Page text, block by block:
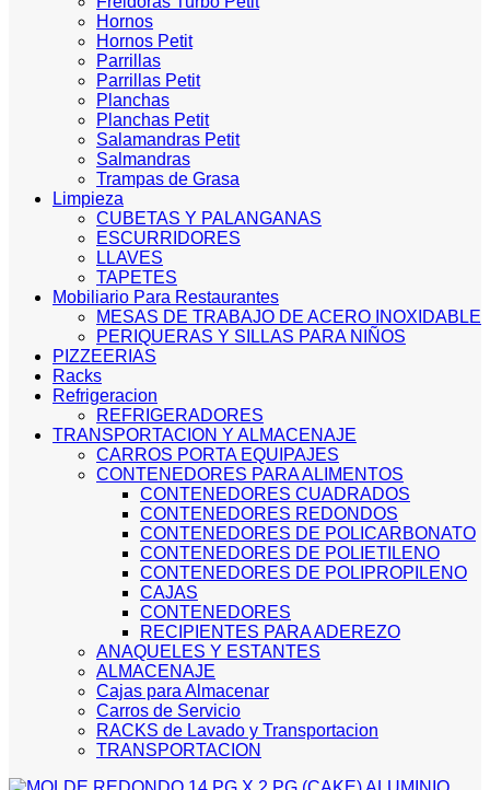
Hornos
Hornos Petit
Parrillas
Parrillas Petit
Planchas
Planchas Petit
Salamandras Petit
Salmandras
Trampas de Grasa
Limpieza
CUBETAS Y PALANGANAS
ESCURRIDORES
LLAVES
TAPETES
Mobiliario Para Restaurantes
MESAS DE TRABAJO DE ACERO INOXIDABLE
PERIQUERAS Y SILLAS PARA NIÑOS
PIZZEERIAS
Racks
Refrigeracion
REFRIGERADORES
TRANSPORTACION Y ALMACENAJE
CARROS PORTA EQUIPAJES
CONTENEDORES PARA ALIMENTOS
CONTENEDORES CUADRADOS
CONTENEDORES REDONDOS
CONTENEDORES DE POLICARBONATO
CONTENEDORES DE POLIETILENO
CONTENEDORES DE POLIPROPILENO
CAJAS
CONTENEDORES
RECIPIENTES PARA ADEREZO
ANAQUELES Y ESTANTES
ALMACENAJE
Cajas para Almacenar
Carros de Servicio
RACKS de Lavado y Transportacion
TRANSPORTACION